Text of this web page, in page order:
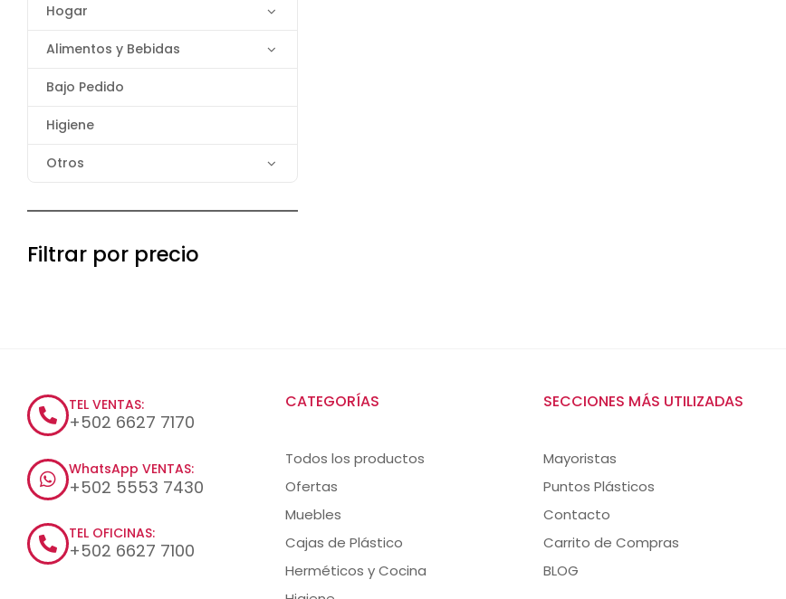
Hogar
Alimentos y Bebidas
Bajo Pedido
Higiene
Otros
Filtrar por precio
TEL VENTAS:
+502 6627 7170
WhatsApp VENTAS:
+502 5553 7430
TEL OFICINAS:
+502 6627 7100
CATEGORÍAS
Todos los productos
Ofertas
Muebles
Cajas de Plástico
Herméticos y Cocina
SECCIONES MÁS UTILIZADAS
Mayoristas
Puntos Plásticos
Contacto
Carrito de Compras
BLOG